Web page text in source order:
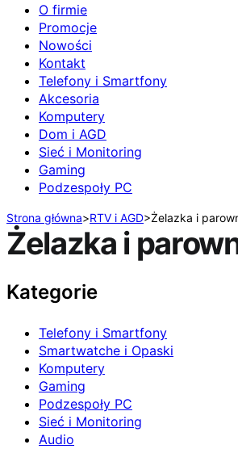
O firmie
Promocje
Nowości
Kontakt
Telefony i Smartfony
Akcesoria
Komputery
Dom i AGD
Sieć i Monitoring
Gaming
Podzespoły PC
Strona główna>RTV i AGD>Żelazka i
Żelazka i
Kategorie
Telefony i Smartfony
Smartwatche i Opaski
Komputery
Gaming
Podzespoły PC
Sieć i Monitoring
Audio